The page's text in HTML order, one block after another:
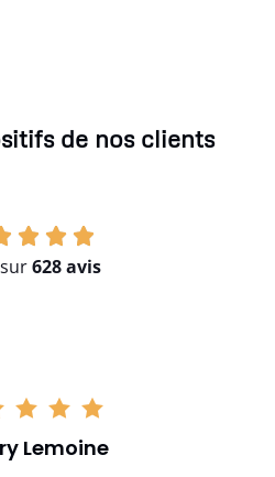
de nos clients
628 avis
Lemoine